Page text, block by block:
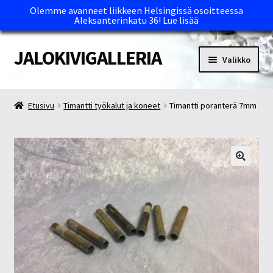
Olemme avanneet liikkeen Helsingissä osoitteessa
Aleksanterinkatu 36! Lue lisää
Siirry
navigointiin
Siirry
sisältöön
JALOKIVIGALLERIA Valikko
Maksutavat ja Tärkeää tietää
Myymälät
Oma tili
Ostoskori
Etusivu Timantti työkalut ja koneet Timantti poranterä 7mm